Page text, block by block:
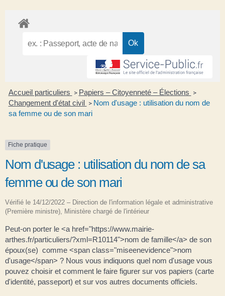
Accueil particuliers > Papiers – Citoyenneté – Élections >
Changement d'état civil > Nom d'usage : utilisation du nom de
sa femme ou de son mari
Fiche pratique
Nom d'usage : utilisation du nom de sa
femme ou de son mari
Vérifié le 14/12/2022 – Direction de l'information légale et administrative
(Première ministre), Ministère chargé de l'intérieur
Peut-on porter le <a href="https://www.mairie-
arthes.fr/particuliers/?xml=R10114">nom de famille</a> de son
époux(se) comme <span class="miseenevidence">nom
d'usage</span> ? Nous vous indiquons quel nom d'usage vous
pouvez choisir et comment le faire figurer sur vos papiers (carte
d'identité, passeport) et sur vos autres documents officiels.